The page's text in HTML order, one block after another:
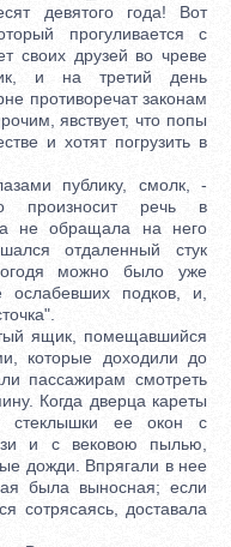
девятого года! Вот
прогуливается с
своих друзей во чреве
и на третий день
противоречат законам
явствует, что попы
и хотят погрузить в
публику, смолк, -
произносит речь в
не обращала на него
отдаленный стук
можно было уже
ослабевших подков, и,
ящик, помещавшийся
которые доходили до
пассажирам смотреть
Когда дверца кареты
стеклышки ее окон с
и с вековою пылью,
дожди. Впрягали в нее
была выносная; если
сотрясаясь, доставала